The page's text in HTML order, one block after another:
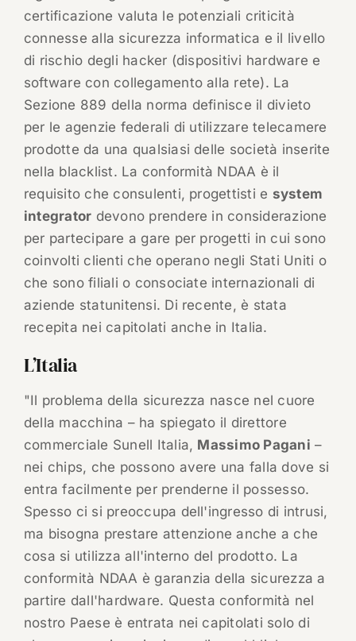
certificazione valuta le potenziali criticità
connesse alla sicurezza informatica e il livello
di rischio degli hacker (dispositivi hardware e
software con collegamento alla rete). La
Sezione 889 della norma definisce il divieto
per le agenzie federali di utilizzare telecamere
prodotte da una qualsiasi delle società inserite
nella blacklist. La conformità NDAA è il
requisito che consulenti, progettisti e system
integrator devono prendere in considerazione
per partecipare a gare per progetti in cui sono
coinvolti clienti che operano negli Stati Uniti o
che sono filiali o consociate internazionali di
aziende statunitensi. Di recente, è stata
recepita nei capitolati anche in Italia.
L’Italia
"Il problema della sicurezza nasce nel cuore
della macchina – ha spiegato il direttore
commerciale Sunell Italia, Massimo Pagani –
nei chips, che possono avere una falla dove si
entra facilmente per prenderne il possesso.
Spesso ci si preoccupa dell'ingresso di intrusi,
ma bisogna prestare attenzione anche a che
cosa si utilizza all'interno del prodotto. La
conformità NDAA è garanzia della sicurezza a
partire dall'hardware. Questa conformità nel
nostro Paese è entrata nei capitolati solo di